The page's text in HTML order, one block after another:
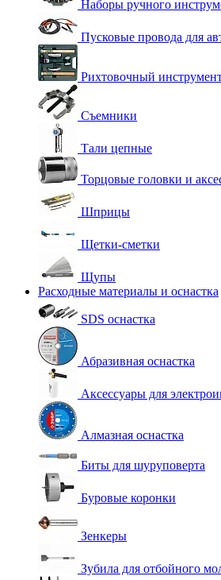
Наборы ручного
Пусковые провода для
Рихтовочный
Съемники
Тали цепные
Торцовые головки и
Шприцы
Щетки-сметки
Щупы
Расходные материалы и оснастка
SDS оснастка
Абразивная оснастка
Аксессуары для
Алмазная оснастка
Биты для шуруповерта
Буровые коронки
Зенкеры
Зубила для отбойного